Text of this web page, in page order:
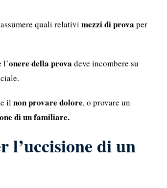
quali relativi mezzi di prova per
l’onere della prova deve incombere su
ilnon provare dolore, o provare un
di un familiare.
l’uccisione di un